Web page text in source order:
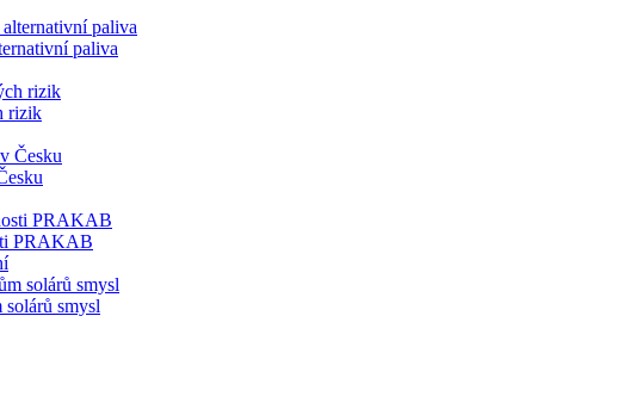
paliva
rizik
PRAKAB
smysl